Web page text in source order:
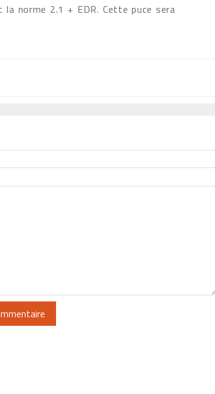
norme 2.1 + EDR. Cette puce sera